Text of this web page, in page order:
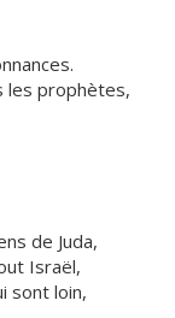
les prophètes,
de Juda,
Israël,
sont loin,